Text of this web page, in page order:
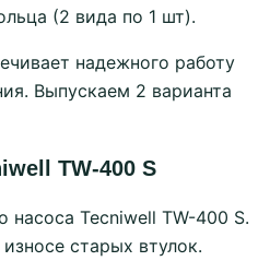
(2 вида по 1 шт).
надежного работу
Выпускаем 2 варианта
TW-400 S
насоса Tecniwell TW-400 S.
старых втулок.